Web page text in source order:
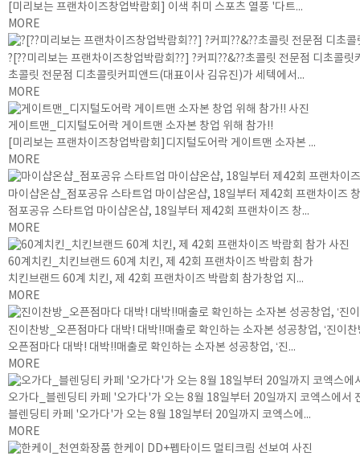
[미리보는 프랜차이즈창업박람회] 이색 취미 스포츠 열풍 '다트...
MORE
?[??미리보는 프랜차이즈창업박람회??] ?커피??&??초콜릿 전문점 디초콜릿
초콜릿 전문점 디초콜릿커피앤드(대표이사 김유진)가 세텍에서...
MORE
게이트맨_디지털도어락 게이트맨 소자본 창업 위해 참가!!
[미리보는 프랜차이즈창업박람회]디지털도어락 게이트맨 소자본 ...
MORE
마이샵온샵_점포공유 스타트업 마이샵온샵, 18일부터 제42회 프랜차이즈
점포공유 스타트업 마이샵온샵, 18일부터 제42회 프랜차이즈 창...
MORE
60계치킨_치킨브랜드 60계 치킨, 제 42회 프랜차이즈 박람회 참가
치킨브랜드 60계 치킨, 제 42회 프랜차이즈 박람회 참가창업 지...
MORE
진이찬방_오픈점마다 대박! 대박!!매출로 확인하는 소자본 성공창업, ‘진이찬
오픈점마다 대박! 대박!!매출로 확인하는 소자본 성공창업, ‘진...
MORE
오가다_블렌딩티 카페 '오가다'가 오는 8월 18일부터 20일까지 코엑스에서
블렌딩티 카페 '오가다'가 오는 8월 18일부터 20일까지 코엑스에...
MORE